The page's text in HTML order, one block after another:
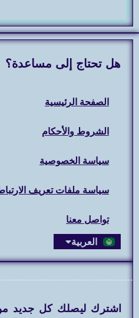
هل تحتاج إلى مساعدة؟
الصفحة الرئيسية
الشروط والأحكام
سياسة الخصوصية
سياسة ملفات تعريف
تواصل معنا
العربية
English
اشترك ليصلك كل جديد